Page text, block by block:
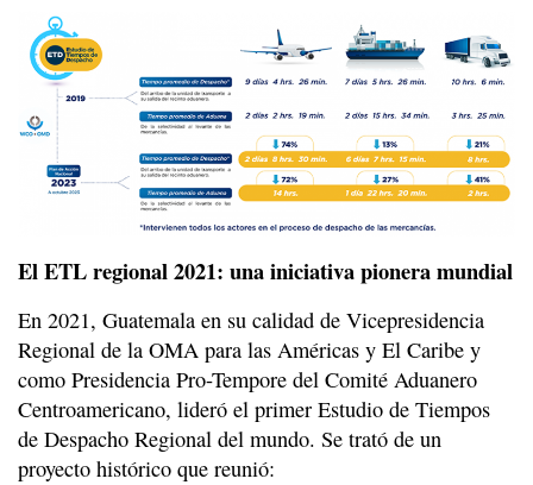
El ETL regional 2021: una iniciativa pionera mundial
En 2021, Guatemala en su calidad de Vicepresidencia
Regional de la OMA para las Américas y El Caribe y
como Presidencia Pro-Tempore del Comité Aduanero
Centroamericano, lideró el primer Estudio de Tiempos
de Despacho Regional del mundo. Se trató de un
proyecto histórico que reunió: